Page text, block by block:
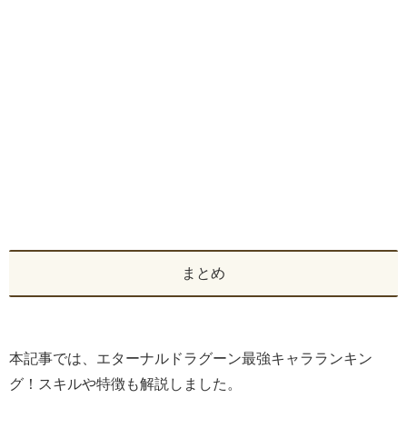
まとめ
本記事では、エターナルドラグーン最強キャラランキン
グ！スキルや特徴も解説しました。